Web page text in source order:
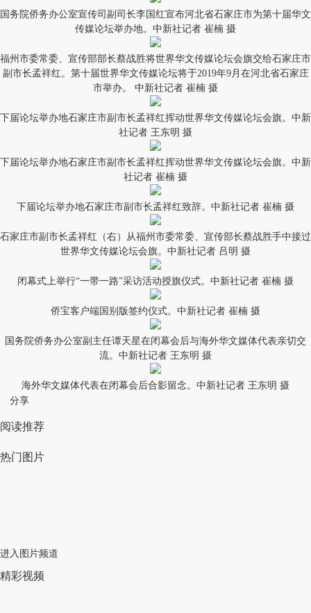
国务院侨务办公室宣传司副司长李国红宣布河北省石家庄市为第十届华文
传媒论坛举办地。中新社记者 崔楠 摄
福州市委常委、宣传部部长蔡战胜将世界华文传媒论坛会旗交给石家庄市
副市长孟祥红。第十届世界华文传媒论坛将于2019年9月在河北省石家庄
市举办。 中新社记者 崔楠 摄
下届论坛举办地石家庄市副市长孟祥红挥动世界华文传媒论坛会旗。中新
社记者 王东明 摄
下届论坛举办地石家庄市副市长孟祥红挥动世界华文传媒论坛会旗。中新
社记者 崔楠 摄
下届论坛举办地石家庄市副市长孟祥红致辞。中新社记者 崔楠 摄
石家庄市副市长孟祥红（右）从福州市委常委、宣传部长蔡战胜手中接过
世界华文传媒论坛会旗。中新社记者 吕明 摄
闭幕式上举行“一带一路”采访活动授旗仪式。中新社记者 崔楠 摄
侨宝客户端国别版签约仪式。中新社记者 崔楠 摄
国务院侨务办公室副主任谭天星在闭幕会后与海外华文媒体代表亲切交
流。中新社记者 王东明 摄
海外华文媒体代表在闭幕会后合影留念。中新社记者 王东明 摄
分享
阅读推荐
热门图片
进入图片频道
精彩视频